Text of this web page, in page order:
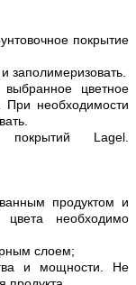
покрытие
заполимеризовать.
цветное
При необходимости
Lagel.
продуктом и
необходимо
слоем;
и мощности. Не